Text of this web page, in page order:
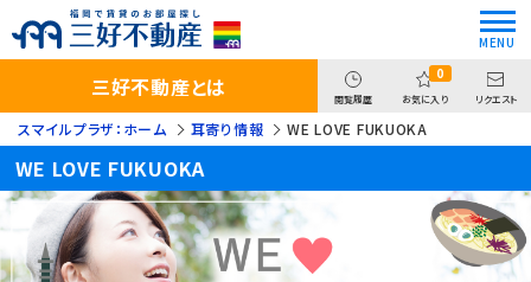
三好不動産とは 閲覧履歴
0
お気に入り リクエスト
スマイルプラザ：ホーム 耳寄り情報 WE LOVE FUKUOKA
WE LOVE FUKUOKA